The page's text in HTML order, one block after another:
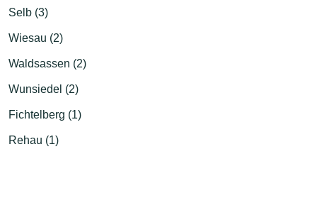
Selb (3)
Wiesau (2)
Waldsassen (2)
Wunsiedel (2)
Fichtelberg (1)
Rehau (1)